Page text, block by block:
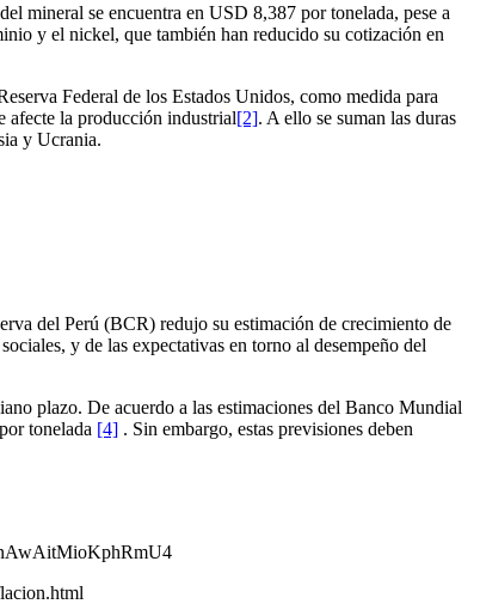
mineral se encuentra en USD 8,387 por tonelada, pese a
y el nickel, que también han reducido su cotización en
Federal de los Estados Unidos, como medida para
afecte la producción industrial[2]. A ello se suman las duras
y Ucrania.
del Perú (BCR) redujo su estimación de crecimiento de
y de las expectativas en torno al desempeño del
plazo. De acuerdo a las estimaciones del Banco Mundial
tonelada [4] . Sin embargo, estas previsiones deben